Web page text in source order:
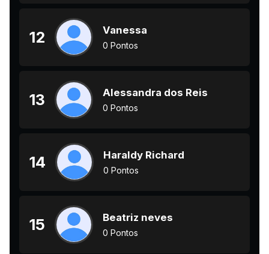
12 Vanessa
0 Pontos
13 Alessandra dos Reis
0 Pontos
14 Haraldy Richard
0 Pontos
15 Beatriz neves
0 Pontos